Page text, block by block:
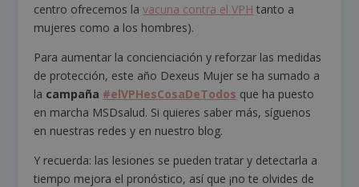
centro ofrecemos lavacuna contra el VPH tanto a
mujeres como a los hombres).
Para aumentar la concienciación y reforzar las medidas
de protección, este año Dexeus Mujer se ha sumado a
la campaña #elVPHesCosaDeTodos que ha puesto
en marcha MSDsalud. Si quieres saber más, síguenos
en nuestras redes y en nuestro blog.
Y recuerda: las lesiones se pueden tratar y detectarla a
tiempo mejora el pronóstico, así que ¡no te olvides de